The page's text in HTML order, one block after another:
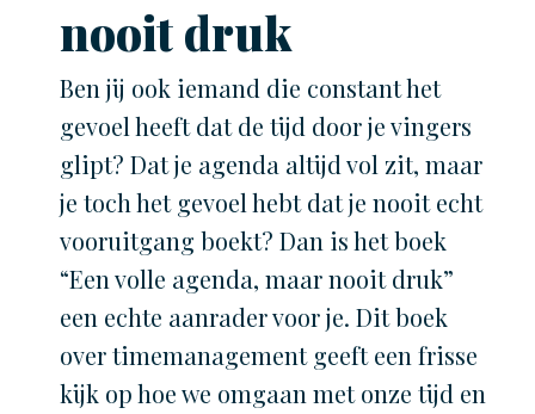
nooit druk
Ben jij ook iemand die constant het
gevoel heeft dat de tijd door je vingers
glipt? Dat je agenda altijd vol zit, maar
je toch het gevoel hebt dat je nooit echt
vooruitgang boekt? Dan is het boek
“Een volle agenda, maar nooit druk”
een echte aanrader voor je. Dit boek
over timemanagement geeft een frisse
kijk op hoe we omgaan met onze tijd en